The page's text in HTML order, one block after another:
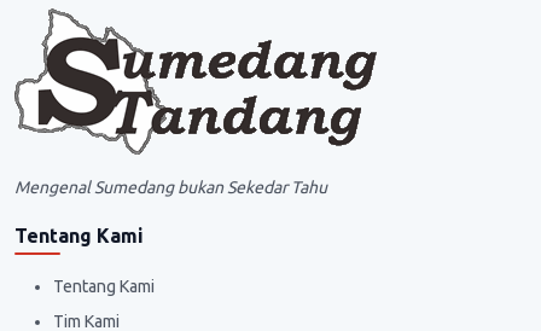
Mengenal Sumedang bukan Sekedar Tahu
Tentang Kami
Tentang Kami
Tim Kami